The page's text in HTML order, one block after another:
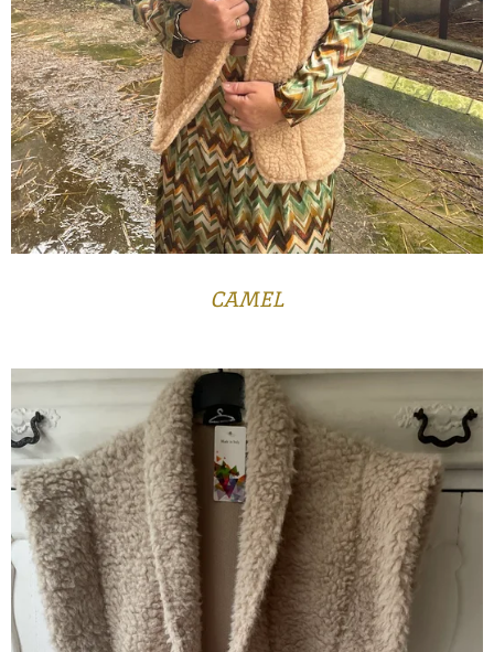
CAMEL